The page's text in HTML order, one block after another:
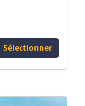
Sélectionner